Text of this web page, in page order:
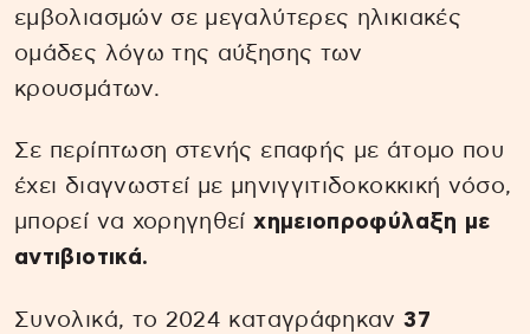
εμβολιασμών σε μεγαλύτερες ηλικιακές
ομάδες λόγω της αύξησης των
κρουσμάτων.
Σε περίπτωση στενής επαφής με άτομο που
έχει διαγνωστεί με μηνιγγιτιδοκοκκική νόσο,
μπορεί να χορηγηθείχημειοπροφύλαξη με
αντιβιοτικά.
Συνολικά, το 2024 καταγράφηκαν37